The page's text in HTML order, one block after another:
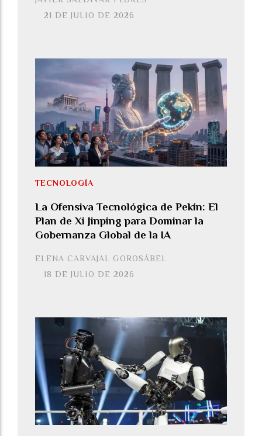
21 DE JULIO DE 2026
La Ofensiva Tecnológica de Pekín: El
Plan de Xi Jinping para Dominar la
Gobernanza Global de la IA
ELENA CARVAJAL GOROSÁBEL
TECNOLOGÍA
18 DE JULIO DE 2026